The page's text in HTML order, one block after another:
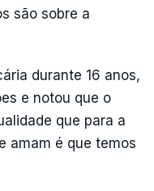
são sobre a
durante 16 anos,
e notou que o
que para a
amam é que temos